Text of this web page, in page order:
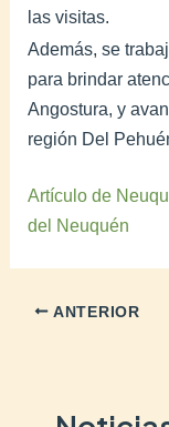
las visitas.
Además, se
para brindar
Angostura, y
región Del
Artículo de
del Neuquén
ANTERIOR